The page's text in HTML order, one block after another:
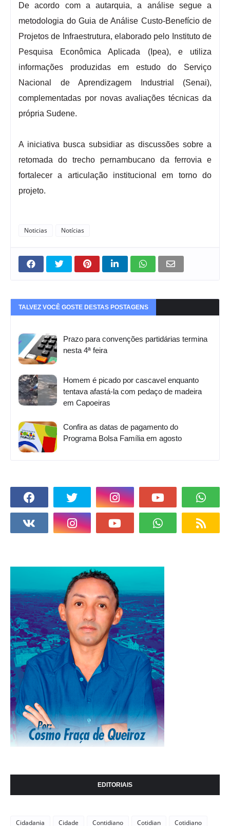
De acordo com a autarquia, a análise segue a
metodologia do Guia de Análise Custo-Benefício de
Projetos de Infraestrutura, elaborado pelo Instituto de
Pesquisa Econômica Aplicada (Ipea), e utiliza
informações produzidas em estudo do Serviço
Nacional de Aprendizagem Industrial (Senai),
complementadas por novas avaliações técnicas da
própria Sudene.
A iniciativa busca subsidiar as discussões sobre a
retomada do trecho pernambucano da ferrovia e
fortalecer a articulação institucional em torno do
projeto.
Noticias Notícias
TALVEZ VOCÊ GOSTE DESTAS POSTAGENS
Prazo para convenções partidárias termina
nesta 4ª feira
Homem é picado por cascavel enquanto
tentava afastá-la com pedaço de madeira
em Capoeiras
Confira as datas de pagamento do
Programa Bolsa Família em agosto
EDITORIAIS
Cidadania Cidade Contidiano Cotidian Cotidiano